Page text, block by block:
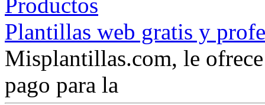
Plantillas web gratis y
Misplantillas.com, le
pago para la